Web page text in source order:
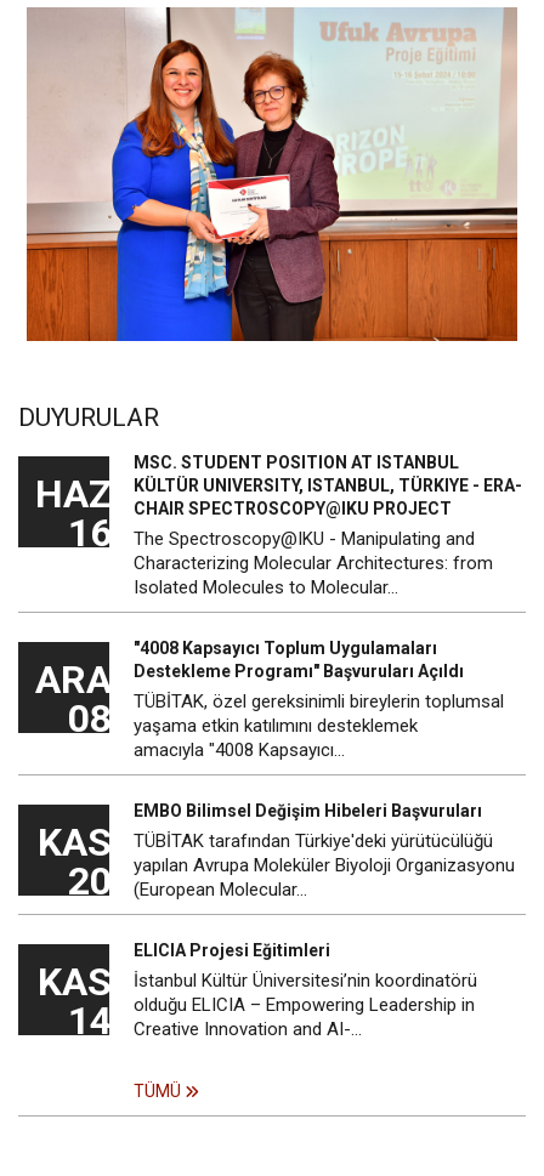
DUYURULAR
HAZ
16
MSC. STUDENT POSITION AT ISTANBUL
KÜLTÜR UNIVERSITY, ISTANBUL, TÜRKIYE - ERA-
CHAIR SPECTROSCOPY@IKU PROJECT
The Spectroscopy@IKU - Manipulating and
Characterizing Molecular Architectures: from
Isolated Molecules to Molecular…
ARA
08
"4008 Kapsayıcı Toplum Uygulamaları
Destekleme Programı" Başvuruları Açıldı
TÜBİTAK, özel gereksinimli bireylerin toplumsal
yaşama etkin katılımını desteklemek
amacıyla "4008 Kapsayıcı…
KAS
20
EMBO Bilimsel Değişim Hibeleri Başvuruları
TÜBİTAK tarafından Türkiye'deki yürütücülüğü
yapılan Avrupa Moleküler Biyoloji Organizasyonu
(European Molecular…
KAS
14
ELICIA Projesi Eğitimleri
İstanbul Kültür Üniversitesi’nin koordinatörü
olduğu ELICIA – Empowering Leadership in
Creative Innovation and AI-…
TÜMÜ